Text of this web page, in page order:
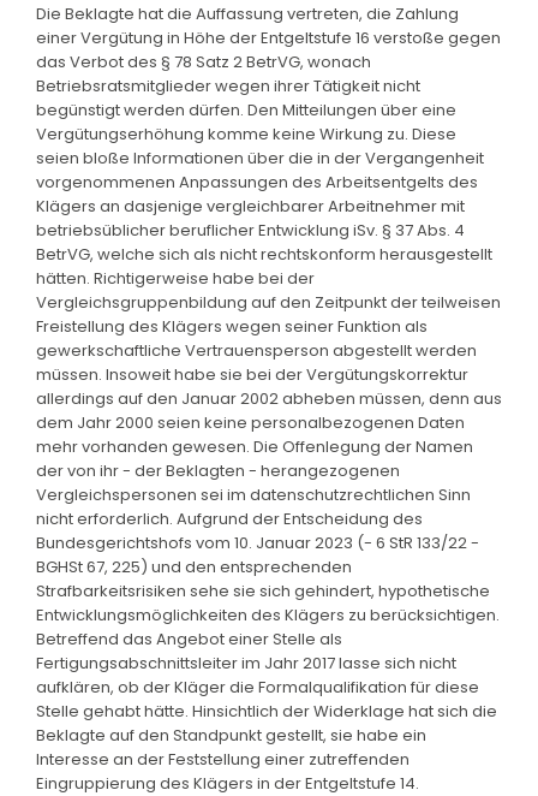
Die Beklagte hat die Auffassung vertreten, die Zahlung
einer Vergütung in Höhe der Entgeltstufe 16 verstoße gegen
das Verbot des § 78 Satz 2 BetrVG, wonach
Betriebsratsmitglieder wegen ihrer Tätigkeit nicht
begünstigt werden dürfen. Den Mitteilungen über eine
Vergütungserhöhung komme keine Wirkung zu. Diese
seien bloße Informationen über die in der Vergangenheit
vorgenommenen Anpassungen des Arbeitsentgelts des
Klägers an dasjenige vergleichbarer Arbeitnehmer mit
betriebsüblicher beruflicher Entwicklung iSv. § 37 Abs. 4
BetrVG, welche sich als nicht rechtskonform herausgestellt
hätten. Richtigerweise habe bei der
Vergleichsgruppenbildung auf den Zeitpunkt der teilweisen
Freistellung des Klägers wegen seiner Funktion als
gewerkschaftliche Vertrauensperson abgestellt werden
müssen. Insoweit habe sie bei der Vergütungskorrektur
allerdings auf den Januar 2002 abheben müssen, denn aus
dem Jahr 2000 seien keine personalbezogenen Daten
mehr vorhanden gewesen. Die Offenlegung der Namen
der von ihr - der Beklagten - herangezogenen
Vergleichspersonen sei im datenschutzrechtlichen Sinn
nicht erforderlich. Aufgrund der Entscheidung des
Bundesgerichtshofs vom 10. Januar 2023 (- 6 StR 133/22 -
BGHSt 67, 225) und den entsprechenden
Strafbarkeitsrisiken sehe sie sich gehindert, hypothetische
Entwicklungsmöglichkeiten des Klägers zu berücksichtigen.
Betreffend das Angebot einer Stelle als
Fertigungsabschnittsleiter im Jahr 2017 lasse sich nicht
aufklären, ob der Kläger die Formalqualifikation für diese
Stelle gehabt hätte. Hinsichtlich der Widerklage hat sich die
Beklagte auf den Standpunkt gestellt, sie habe ein
Interesse an der Feststellung einer zutreffenden
Eingruppierung des Klägers in der Entgeltstufe 14.